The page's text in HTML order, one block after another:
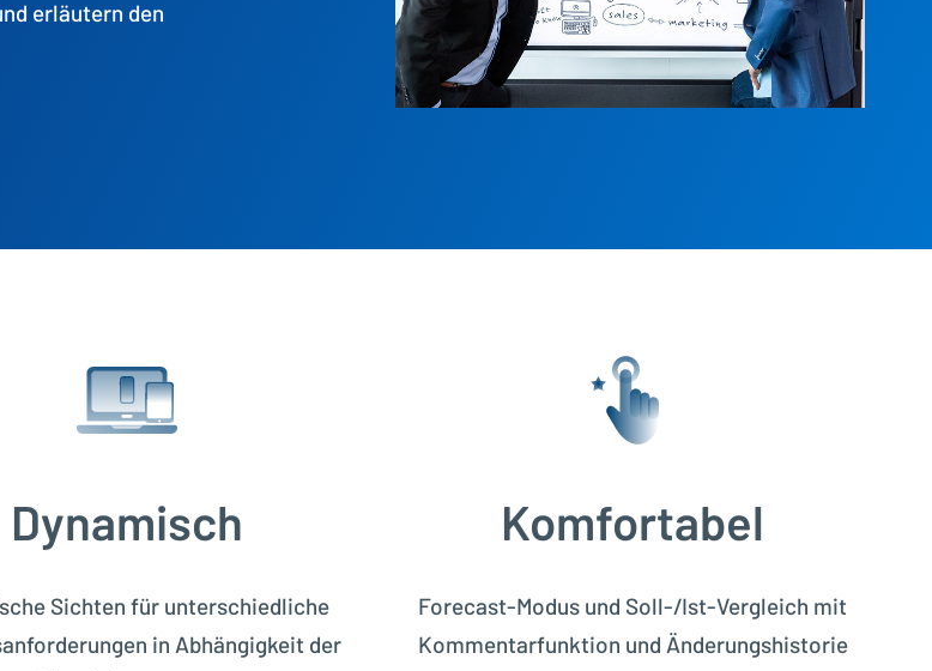
erläutern den
Dynamisch
Sichten für unterschiedliche
in Abhängigkeit der
Komfortabel
Forecast-Modus und Soll-/Ist-Vergleich mit
Kommentarfunktion und Änderungshistorie